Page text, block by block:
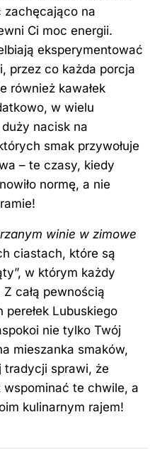
zachęcająco na
Ci moc energii.
eksperymentować
przez co każda porcja
również kawałek
w wielu
nacisk na
smak przywołuje
– te czasy, kiedy
normę, a nie
winie w zimowe
ciastach, które są
w którym każdy
całą pewnością
Lubuskiego
nie tylko Twój
mieszanka smaków,
tradycji sprawi, że
wspominać te chwile, a
kulinarnym rajem!